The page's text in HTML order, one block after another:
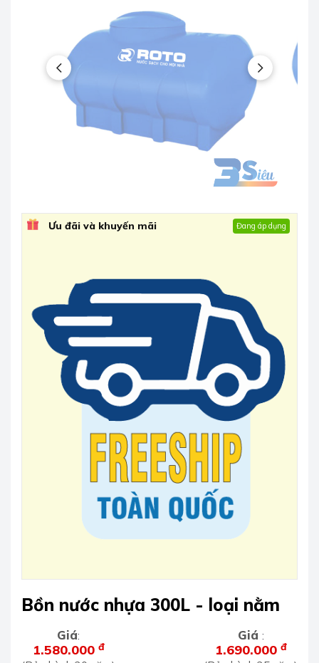
Ưu đãi và khuyến mãi Đang áp dụng
Bồn nước nhựa 300L - loại nằm
Giá:
1.580.000 đ
Giá :
1.690.000 đ